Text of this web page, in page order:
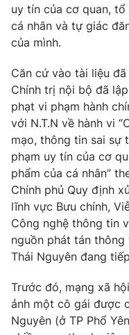
Liên hệ tòa soạn
THỜI BÁO VTV
Theo dõi báo trên
Cơ quan chủ quản:Đài
Cơ quan báo chí:Thời
Giấy phép hoạt động báo
cấp ngày 29/12/2023
Tổng Biên tập:Vũ Thanh
Phó Tổng Biên tập:
Nguyễn Trọng Ninh
uy tín của cơ quan, tổ
cá nhân và tự giác
của mình.
Căn cứ vào tài liệu
Chính trị nội bộ đã
phạt vi phạm hành
với N.T.N về hành vi
mạo, thông tin sai sự
phạm uy tín của cơ
phẩm của cá nhân”
Chính phủ Quy định
lĩnh vực Bưu chính,
Công nghệ thông tin
nguồn phát tán
Thái Nguyên đang
Trước đó, mạng xã
ảnh một cô gái được
Nguyên (ở TP Phổ